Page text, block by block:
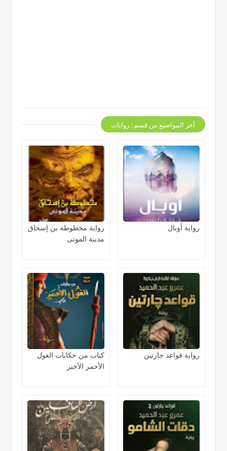
أخر المواضيع من قسم : روايات
رواية أوبال
رواية مخطوطة بن إسحاق
مدينة الموتى
رواية قواعد جارتين
كتاب من حكايات الغول
الأحمر الأخير